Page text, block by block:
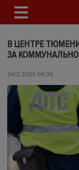
В ЦЕНТРЕ
ЗА
04.12.2025 09:30